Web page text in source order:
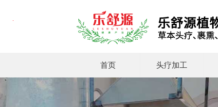
首页 头疗加工